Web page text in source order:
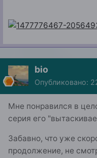
bio
Опубликовано:
Мне понравился в
серия его
Забавно, что уже
продолжение, не